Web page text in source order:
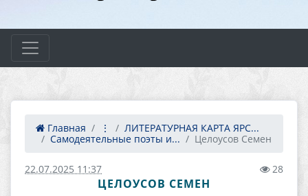
Главная ⋮
ЛИТЕРАТУРНАЯ КАРТА ЯРС...
Самодеятельные поэты и...
Целоусов Семен
22.07.2025 11:37 28
ЦЕЛОУСОВ СЕМЕН